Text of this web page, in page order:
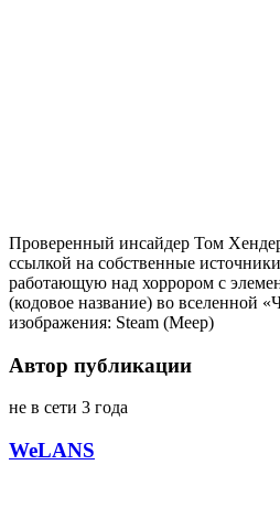
Проверенный инсайдер Том
ссылкой на собственные
работающую над хоррором с
(кодовое название) во вселенной
изображения: Steam (Meep)
Автор публикации
не в сети 3 года
WeLANS